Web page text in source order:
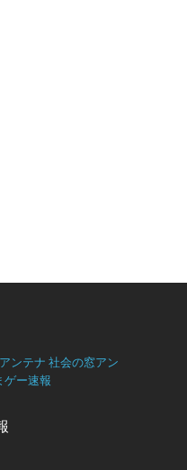
ンテナ 社会の窓アン
ゲー速報